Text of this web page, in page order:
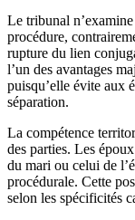
Le tribunal
procédure,
rupture du lien
l’un des avantages
puisqu’elle évite aux
séparation.
La compétence
des parties. Les
du mari ou celui de
procédurale. Cette
selon les spécificités